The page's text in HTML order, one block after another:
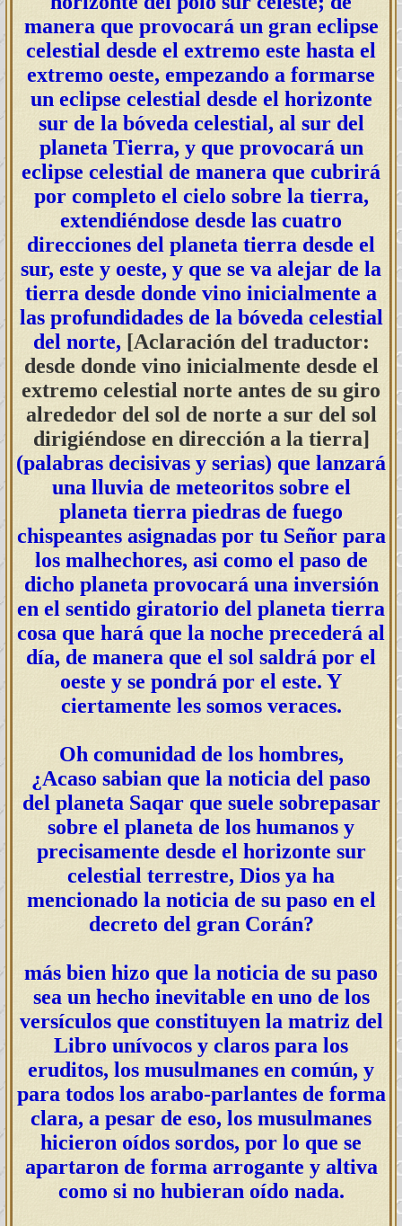
manera que provocará un gran eclipse
celestial desde el extremo este hasta el
extremo oeste, empezando a formarse
un eclipse celestial desde el horizonte
sur de la bóveda celestial, al sur del
planeta Tierra, y que provocará un
eclipse celestial de manera que cubrirá
por completo el cielo sobre la tierra,
extendiéndose desde las cuatro
direcciones del planeta tierra desde el
sur, este y oeste, y que se va alejar de la
tierra desde donde vino inicialmente a
las profundidades de la bóveda celestial
del norte, [Aclaración del traductor:
desde donde vino inicialmente desde el
extremo celestial norte antes de su giro
alrededor del sol de norte a sur del sol
dirigiéndose en dirección a la tierra]
(palabras decisivas y serias) que lanzará
una lluvia de meteoritos sobre el
planeta tierra piedras de fuego
chispeantes asignadas por tu Señor para
los malhechores, asi como el paso de
dicho planeta provocará una inversión
en el sentido giratorio del planeta tierra
cosa que hará que la noche precederá al
día, de manera que el sol saldrá por el
oeste y se pondrá por el este. Y
ciertamente les somos veraces.
Oh comunidad de los hombres,
¿Acaso sabian que la noticia del paso
del planeta Saqar que suele sobrepasar
sobre el planeta de los humanos y
precisamente desde el horizonte sur
celestial terrestre, Dios ya ha
mencionado la noticia de su paso en el
decreto del gran Corán?
más bien hizo que la noticia de su paso
sea un hecho inevitable en uno de los
versículos que constituyen la matriz del
Libro unívocos y claros para los
eruditos, los musulmanes en común, y
para todos los arabo-parlantes de forma
clara, a pesar de eso, los musulmanes
hicieron oídos sordos, por lo que se
apartaron de forma arrogante y altiva
como si no hubieran oído nada.